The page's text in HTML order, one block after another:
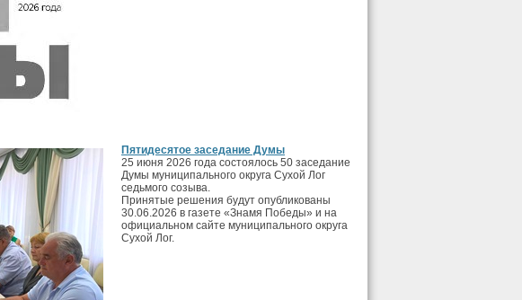
Пятидесятое заседание Думы
25 июня 2026 года состоялось 50 заседание
Думы муниципального округа Сухой Лог
седьмого созыва.
Принятые решения будут опубликованы
30.06.2026 в газете «Знамя Победы» и на
официальном сайте муниципального округа
Сухой Лог.